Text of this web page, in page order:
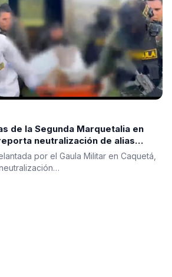
de la Segunda Marquetalia en
neutralización de alias
por el Gaula Militar en Caquetá,